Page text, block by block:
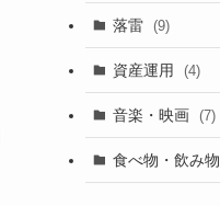
落雷 (9)
資産運用 (4)
音楽・映画 (7)
食べ物・飲み物